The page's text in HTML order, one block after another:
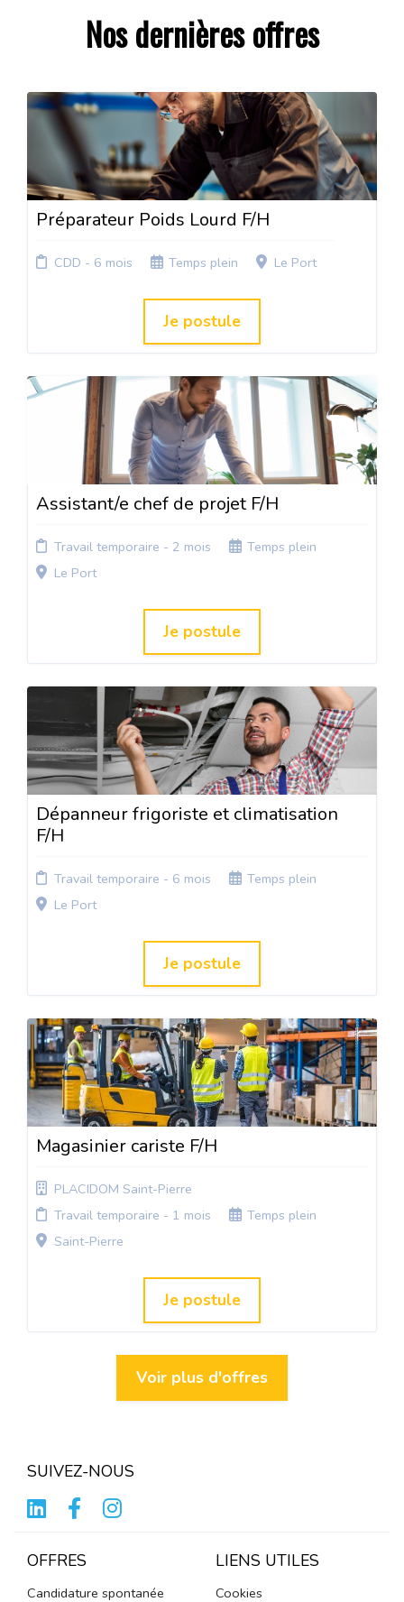
Nos dernières offres
Préparateur Poids Lourd F/H
CDD - 6 mois Temps plein Le Port
Je postule
Assistant/e chef de projet F/H
Travail temporaire - 2 mois
Temps plein
Le Port
Je postule
Dépanneur frigoriste et climatisation
F/H
Travail temporaire - 6 mois
Temps plein
Le Port
Je postule
Magasinier cariste F/H
PLACIDOM Saint-Pierre
Travail temporaire - 1 mois
Temps plein
Saint-Pierre
Je postule
Voir plus d'offres
SUIVEZ-NOUS
OFFRES
Candidature spontanée
LIENS UTILES
Cookies